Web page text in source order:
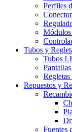
Perfiles
Tubos y
Tubos
Repuestos y
Fuentes